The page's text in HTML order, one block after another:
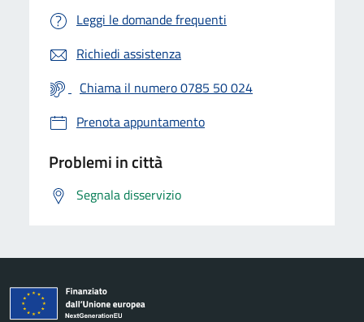
Leggi le domande frequenti
Richiedi assistenza
Chiama il numero 0785 50 024
Prenota appuntamento
Problemi in città
Segnala disservizio